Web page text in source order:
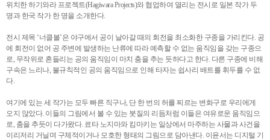
위치한 하기와라 프로젝트(Hagiwara Projects)와 협업하여 열리는 전시로 일본 작가 두
명과 한국 작가 한 명을 소개한다.
전시 제목 ‘너클볼’은 야구에서 공이 날아갈 때의 회전을 최소화한 구종을 가리킨다. 공
에 회전이 없어 공 주변에 발생하는 난류에 따라 예측할 수 없는 움직임을 갖는 구종으
로, 무작위로 흔들리는 공의 움직임이 마치 춤을 추는 듯하다고 한다. 다른 구종에 비해
구속은 느리나, 불규칙적인 공의 움직임으로 인해 타자는 쉽사리 배트를 휘두를 수 없
다.
여기에 있는 세 작가는 모두 빠른 직구나, 단 한 번의 허를 찌르는 변화구로 우리에게
오지 않았다. 이들의 그림에서 볼 수 있는 붓질의 리듬처럼 이들은 여유로운 움직임으
로, 춤을 추듯이 다가왔다. 료타 노지마와 킴마키는 일상에서 마주하는 사물과 사건을
이리저리 거닐며 구체적이거나 모호한 형태의 그림으로 담아낸다. 이윤서는 디지털 기